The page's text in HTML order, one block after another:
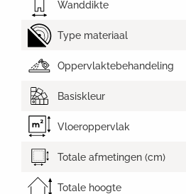
Wanddikte
Type materiaal
Oppervlaktebehandeling
Basiskleur
Vloeroppervlak
Totale afmetingen (cm)
Totale hoogte